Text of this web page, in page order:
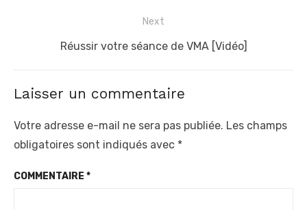
i
n
d
e
s
p
o
t
Next
N
t
p
o
t
Réussir votre séance de VMA [Vidéo]
Laisser un commentaire
Votre adresse e-mail ne sera pas publiée. Les champs
obligatoires sont indiqués avec *
COMMENTAIRE *